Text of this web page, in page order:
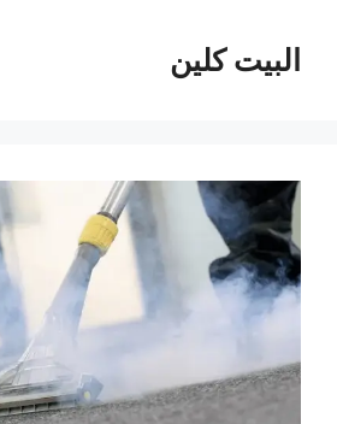
المحتوىالبيت كلين